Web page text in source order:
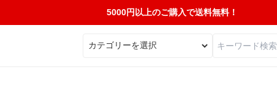
5000円以上のご購入で送料無料！